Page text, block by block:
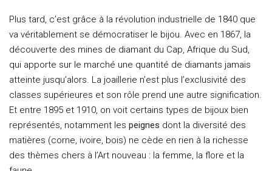
Plus tard, c’est grâce à la révolution industrielle de 1840 que
va véritablement se démocratiser le bijou. Avec en 1867, la
découverte des mines de diamant du Cap, Afrique du Sud,
qui apporte sur le marché une quantité de diamants jamais
atteinte jusqu’alors. La joaillerie n’est plus l’exclusivité des
classes supérieures et son rôle prend une autre signification.
Et entre 1895 et 1910, on voit certains types de bijoux bien
représentés, notamment les peignes dont la diversité des
matières (corne, ivoire, bois) ne cède en rien à la richesse
des thèmes chers à l’Art nouveau : la femme, la flore et la